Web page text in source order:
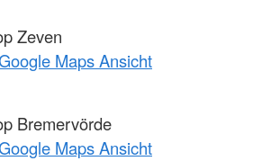
Zeven
Maps Ansicht
Bremervörde
Maps Ansicht